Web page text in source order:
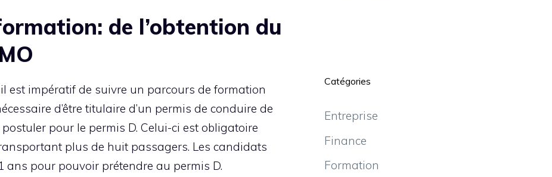
de l’obtention du
est impératif de suivre un parcours de formation
d’être titulaire d’un permis de conduire de
pour le permis D. Celui-ci est obligatoire
plus de huit passagers. Les candidats
ans pour pouvoir prétendre au permis D.
Catégories
Entreprise
Finance
Formation